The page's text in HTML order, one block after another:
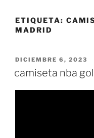
ETIQUETA:
MADRID
PUBLICADO
DICIEMBRE 6, 2023
camiseta nba